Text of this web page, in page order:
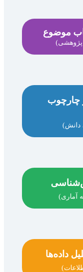
پژوهشی)
و چارچوب
دانش)
آماری)